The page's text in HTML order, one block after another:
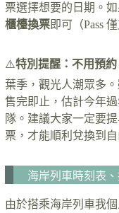
票選擇想要的日期。
櫃檯換票即可（Pass
⚠️特別提醒：不用預約
葉季，觀光人潮眾多
售完即止，估計今年
隊。建議大家一定要
票，才能順利兌換到自
海岸列車時刻表
由於搭乘海岸列車我